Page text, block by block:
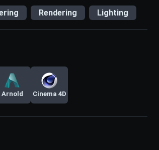
Lighting
Rendering
Cinema 4D
Arnold